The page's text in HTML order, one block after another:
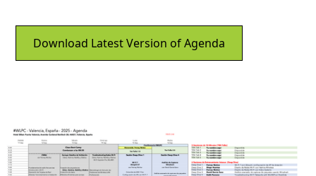
Download Latest Version of Agenda